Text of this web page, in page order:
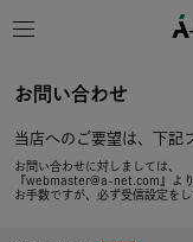
お問い合わせ
当店へのご要望は、下記
お問い合わせに対しましては、
『webmaster@a-net.com』よ
お手数ですが、必ず受信設定を